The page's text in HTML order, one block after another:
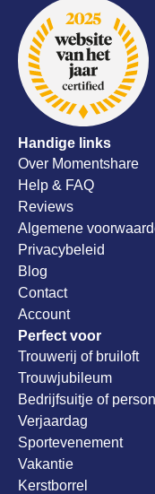
Handige links
Over Momentshare
Help & FAQ
Reviews
Algemene
Privacybeleid
Blog
Contact
Account
Perfect voor
Trouwerij of bruiloft
Trouwjubileum
Bedrijfsuitje of
Verjaardag
Sportevenement
Vakantie
Kerstborrel